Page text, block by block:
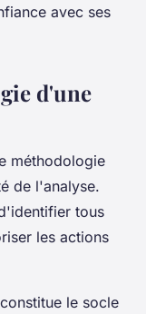
avec ses
d'une
méthodologie
de l'analyse.
tous
les actions
le socle